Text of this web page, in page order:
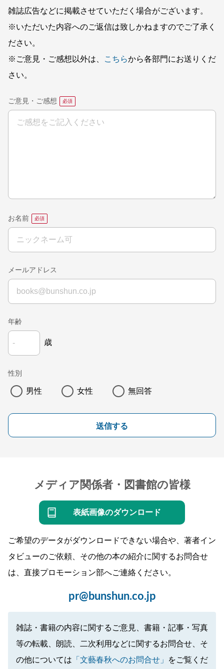
雑誌広告などに掲載させていただく場合がございます。
※いただいた内容へのご返信は致しかねますのでご了承く
ださい。
※ご意見・ご感想以外は、
こちらから各部門にお送りくだ
さい。
ご意見・ご感想
お名前
メールアドレス
年齢
歳
性別
男性 女性 無回答
送信する
メディア関係者・図書館の皆様
表紙画像のダウンロード
ご希望のデータがダウンロードできない場合や、著者イン
タビューのご依頼、その他の本の紹介に関するお問合せ
は、直接プロモーション部へご連絡ください。
pr@bunshun.co.jp
雑誌・書籍の内容に関するご意見、書籍・記事・写真
等の転載、朗読、二次利用などに関するお問合せ、そ
の他については 「文藝春秋へのお問合せ」 をご覧くだ